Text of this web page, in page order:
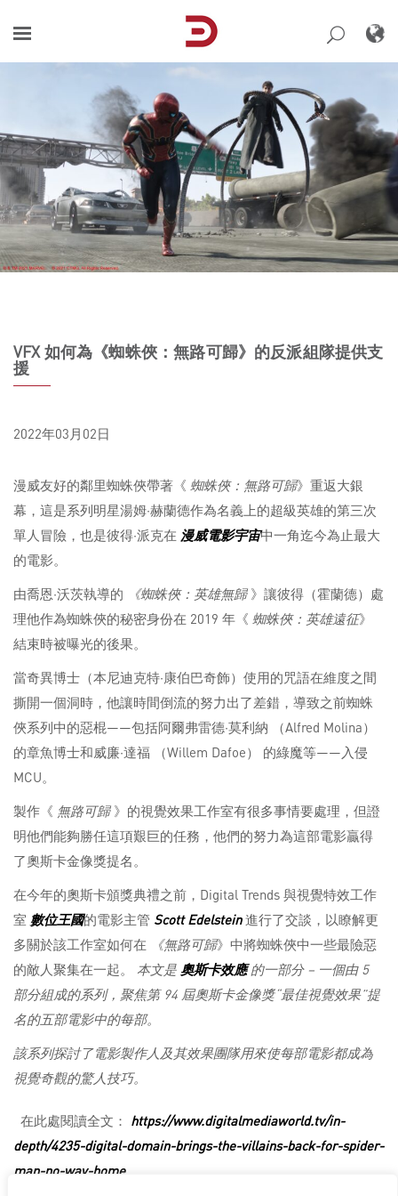
content
VFX 如何為《蜘蛛俠：無路可歸》的反派組隊提供支
援
2022年03月02日
漫威友好的鄰里蜘蛛俠帶著《 蜘蛛俠：無路可歸》重返大銀
幕，這是系列明星湯姆·赫蘭德作為名義上的超級英雄的第三次
單人冒險，也是彼得·派克在 漫威電影宇宙中一角迄今為止最大
的電影。
由喬恩·沃茨執導的
《蜘蛛俠：英雄無歸》讓彼得（霍蘭德）處
理他作為蜘蛛俠的秘密身份在 2019 年《 蜘蛛俠：英雄遠征》
結束時被曝光的後果。
當奇異博士（本尼迪克特·康伯巴奇飾）使用的咒語在維度之間
撕開一個洞時，他讓時間倒流的努力出了差錯，導致之前蜘蛛
俠系列中的惡棍——包括阿爾弗雷德·莫利納 （Alfred Molina）
的章魚博士和威廉·達福 （Willem Dafoe） 的綠魔等——入侵
MCU。
製作《 無路可歸》的視覺效果工作室有很多事情要處理，但證
明他們能夠勝任這項艱巨的任務，他們的努力為這部電影贏得
了奧斯卡金像獎提名。
在今年的奧斯卡頒獎典禮之前，Digital Trends 與視覺特效工作
室 數位王國的電影主管 Scott Edelstein進行了交談，以瞭解更
多關於該工作室如何在
《無路可歸》中將蜘蛛俠中一些最險惡
的敵人聚集在一起。 本文是 奧斯卡效應的一部分 – 一個由 5
部分組成的系列，聚焦第 94 屆奧斯卡金像獎“最佳視覺效果”提
名的五部電影中的每部。
該系列探討了電影製作人及其效果團隊用來使每部電影都成為
視覺奇觀的驚人技巧。
在此處閱讀全文： https://www.digitalmediaworld.tv/in-
depth/4235-digital-domain-brings-the-villains-back-for-spider-
man-no-way-home